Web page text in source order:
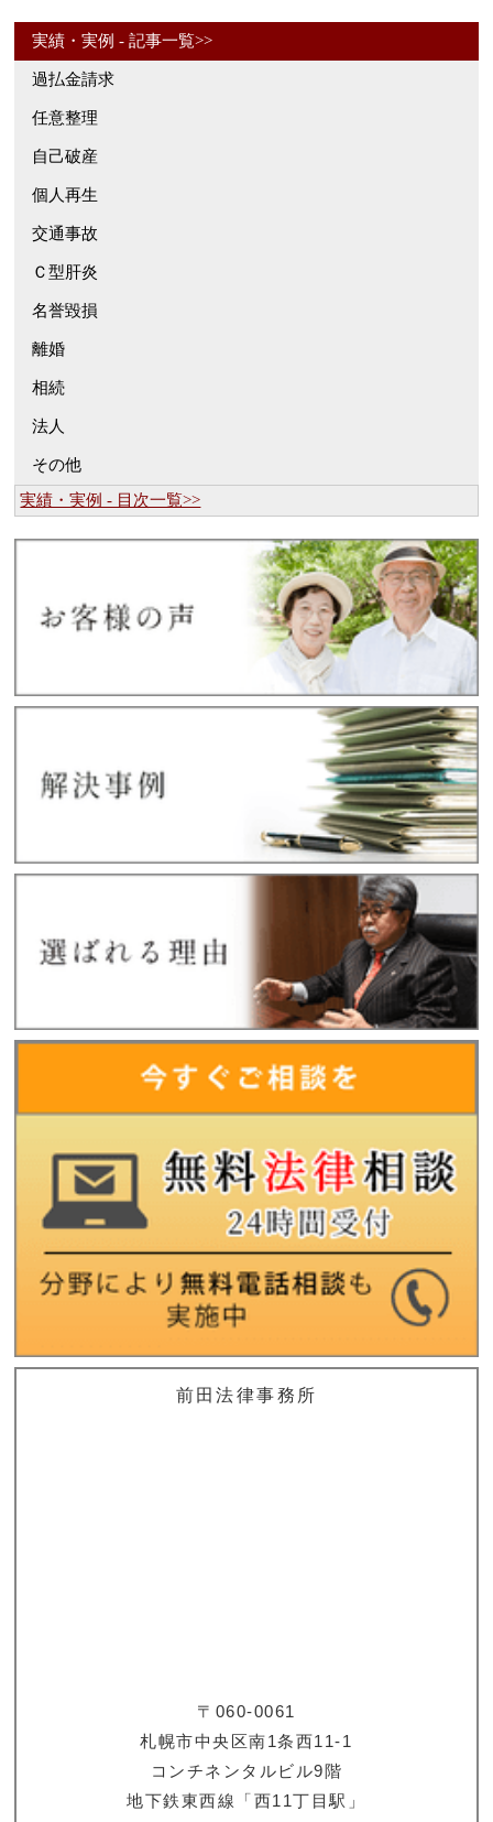
実績・実例 - 記事一覧>>
過払金請求
任意整理
自己破産
個人再生
交通事故
Ｃ型肝炎
名誉毀損
離婚
相続
法人
その他
実績・実例 - 目次一覧>>
前田法律事務所
〒060-0061
札幌市中央区南1条西11-1
コンチネンタルビル9階
地下鉄東西線「西11丁目駅」